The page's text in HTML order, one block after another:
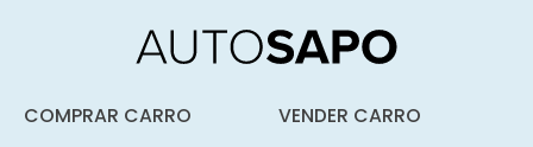
COMPRAR CARRO VENDER CARRO